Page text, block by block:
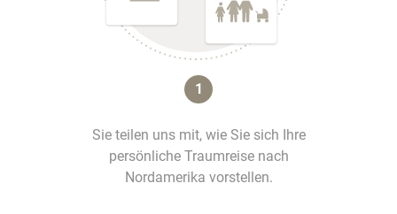
1
Sie teilen uns mit, wie Sie sich Ihre
persönliche Traumreise nach
Nordamerika vorstellen.